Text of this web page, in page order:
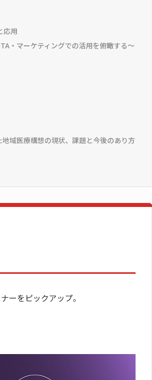
応用
・マーケティングでの活用を俯瞰する～
域医療構想の現状、課題と今後のあり方
ーをピックアップ。